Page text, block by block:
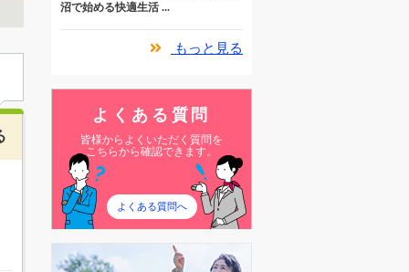
沼で始める快適生活 ...
もっと見る
よくある質問
皆様からよくいただく質問を
こちらから確認できます。
よくある質問へ